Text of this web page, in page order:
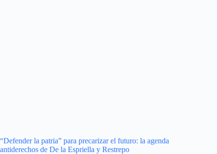
“Defender la patria” para precarizar el futuro: la agenda
antiderechos de De la Espriella y Restrepo